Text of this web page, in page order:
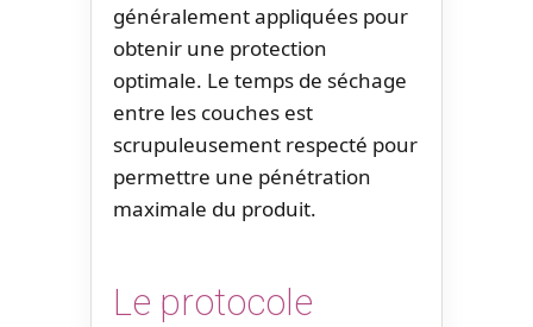
généralement appliquées pour
obtenir une protection
optimale. Le temps de séchage
entre les couches est
scrupuleusement respecté pour
permettre une pénétration
maximale du produit.
Le protocole